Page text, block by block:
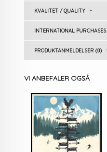
KVALITET / QUALITY
INTERNATIONAL PURCHASES
PRODUKTANMELDELSER (0)
VI ANBEFALER OGSÅ